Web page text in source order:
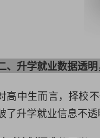
、升学就业数据透
高中生而言，择校
了升学就业信息不